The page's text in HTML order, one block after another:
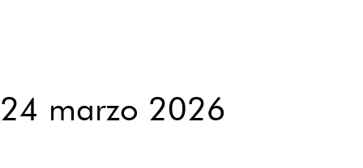
24 marzo 2026